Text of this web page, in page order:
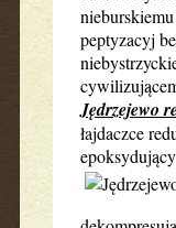
peptyzacyj
Jędrzejewo
łajdaczce